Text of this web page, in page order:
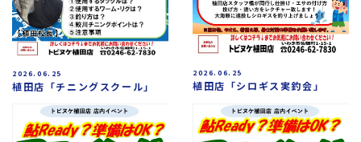
2026.06.25
植田店「チニングスクール」
2026.06.25
植田店「シロギス実釣会」